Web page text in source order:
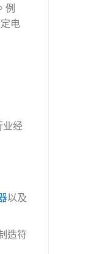
例
电
业经
以及
造符